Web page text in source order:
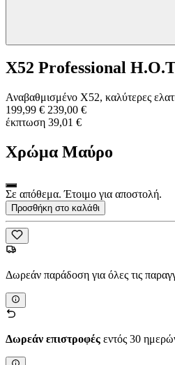
X52 Professional
Αναβαθμισμένο X52, καλύτερες
199,99 € 239,00 €
έκπτωση 39,01 €
Χρώμα Μαύρο
Σε απόθεμα. Έτοιμο για αποστολή.
Προσθήκη στο καλάθι
Δωρεάν παράδοση για όλες τις
Δωρεάν επιστροφές εντός 30